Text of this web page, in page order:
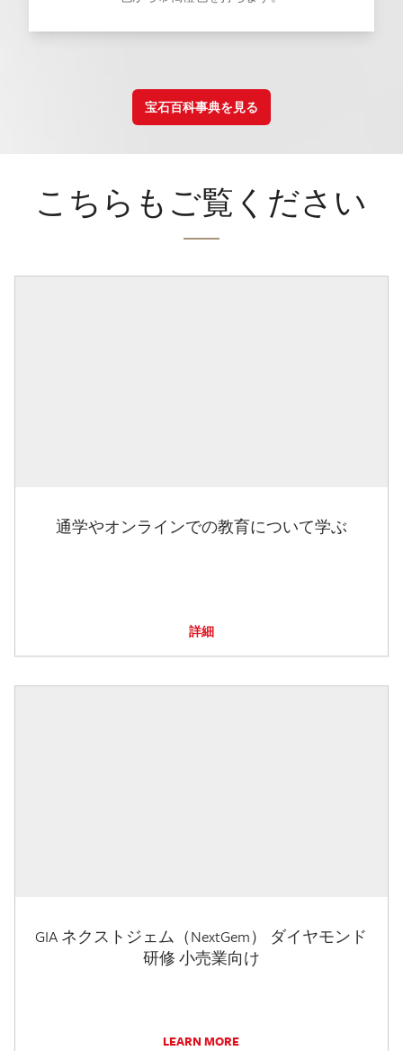
宝石百科事典を見る
こちらもご覧ください
通学やオンラインでの教育について学ぶ
詳細
GIA ネクストジェム（NextGem） ダイヤモンド
研修 小売業向け
LEARN MORE